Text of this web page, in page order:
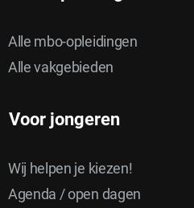
Alle mbo-opleidingen
Alle vakgebieden
Voor jongeren
Wij helpen je kiezen!
Agenda / open dagen